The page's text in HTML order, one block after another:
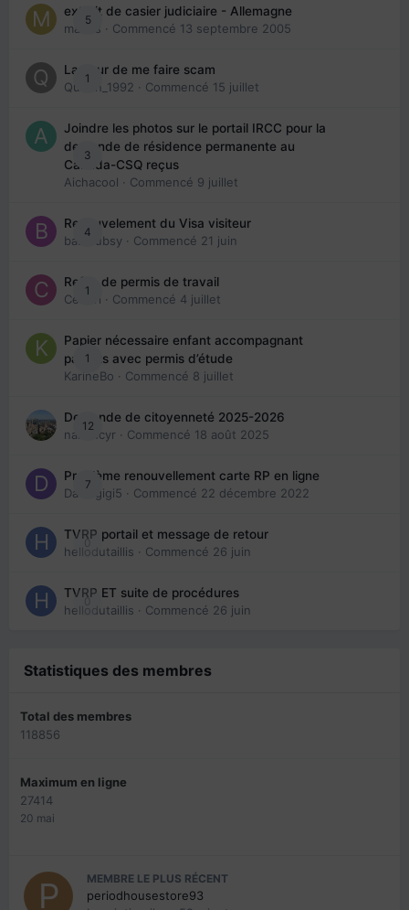
5
extrait de casier judiciaire - Allemagne
maries · Commencé 13 septembre 2005
1
La peur de me faire scam
Queen_1992 · Commencé 15 juillet
3
Joindre les photos sur le portail IRCC pour la
demande de résidence permanente au
Canada-CSQ reçus
Aichacool · Commencé 9 juillet
4
Renouvelement du Visa visiteur
babibubsy · Commencé 21 juin
1
Refus de permis de travail
Cedbri · Commencé 4 juillet
1
Papier nécessaire enfant accompagnant
parents avec permis d’étude
KarineBo · Commencé 8 juillet
12
Demande de citoyenneté 2025-2026
nanancyr · Commencé 18 août 2025
7
Problème renouvellement carte RP en ligne
Davidgigi5 · Commencé 22 décembre 2022
0
TVRP portail et message de retour
hellodutaillis · Commencé 26 juin
0
TVRP ET suite de procédures
hellodutaillis · Commencé 26 juin
Statistiques des membres
Total des membres
118856
Maximum en ligne
27414
20 mai
MEMBRE LE PLUS RÉCENT
periodhousestore93